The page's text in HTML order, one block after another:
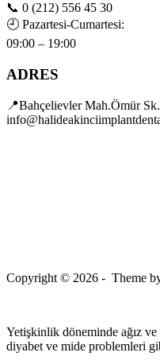
📞 0 (212) 556 45 30
🕘 Pazartesi-Cumartesi:
09:00 – 19:00
ADRES
📍Bahçelievler Mah.Ömür
Copyright © 2026 - Theme
Yetişkinlik döneminde ağız ve
diyabet ve mide problemleri